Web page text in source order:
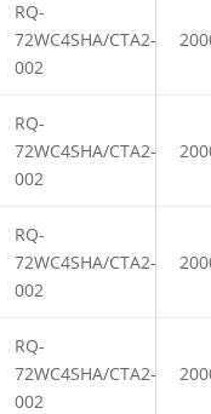
RQ-
72WC4SHA/CTA2-
002
RQ-
72WC4SHA/CTA2-
002
RQ-
72WC4SHA/CTA2-
002
RQ-
72WC4SHA/CTA2-
002